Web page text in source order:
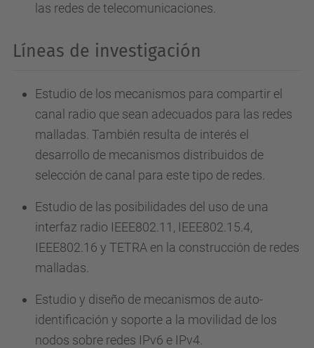
las redes de telecomunicaciones.
Líneas de investigación
Estudio de los mecanismos para compartir el
canal radio que sean adecuados para las redes
malladas. También resulta de interés el
desarrollo de mecanismos distribuidos de
selección de canal para este tipo de redes.
Estudio de las posibilidades del uso de una
interfaz radio IEEE802.11, IEEE802.15.4,
IEEE802.16 y TETRA en la construcción de redes
malladas.
Estudio y diseño de mecanismos de auto-
identificación y soporte a la movilidad de los
nodos sobre redes IPv6 e IPv4.